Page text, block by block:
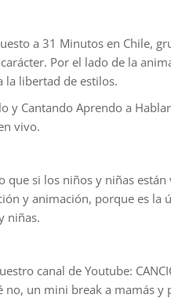
a 31 Minutos en Chile,
Por el lado de la
la libertad de estilos.
y Cantando Aprendo a
vivo.
si los niños y niñas
y animación, porque es la
niñas.
canal de Youtube:
un mini break a mamás y